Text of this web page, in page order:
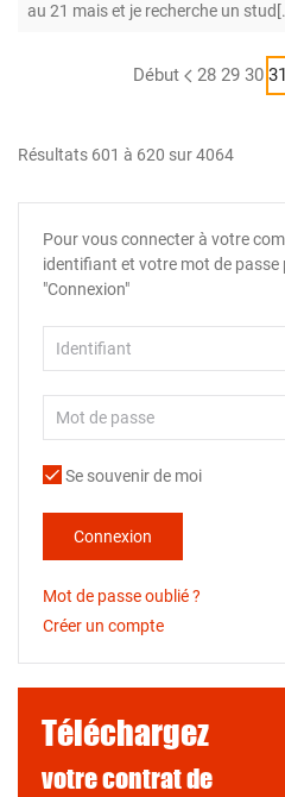
au 21 mais et je recherche un
Début 28 29 30 31
Résultats 601 à 620 sur 4064
Pour vous connecter à votre
identifiant et votre mot de passe
"Connexion"
Se souvenir de moi
Connexion
Mot de passe oublié ?
Créer un compte
Téléchargez
votre contrat de